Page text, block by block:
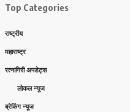
Top Categories
राष्ट्रीय
महाराष्ट्र
रत्नागिरी अपडेट्स
लोकल न्यूज
ब्रेकिंग न्यूज